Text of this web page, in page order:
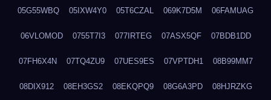
05G55WBQ 05IXW4Y0 05T6CZAL 069K7D5M 06FAMUAG
06VLOMOD 0755T7I3 077IRTEG 07ASX5QF 07BDB1DD
07FH6X4N 07TQ4ZU9 07UES9ES 07VPTDH1 08B99MM7
08DIX912 08EH3GS2 08EKQPQ9 08G6A3PD 08HJRZKG